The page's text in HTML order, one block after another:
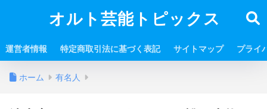
オルト芸能トピックス
運営者情報 特定商取引法に基づく表記 サイトマップ プライ
ホーム 有名人